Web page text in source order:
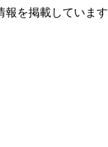
報を掲載しています